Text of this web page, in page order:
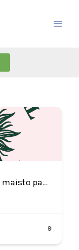
Moterų Sveikata, Probiotikai, maisto papildai – Vital Natural
9